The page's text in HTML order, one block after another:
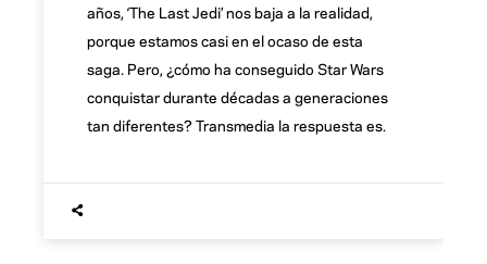
años, ‘The Last Jedi’ nos baja a la realidad,
porque estamos casi en el ocaso de esta
saga. Pero, ¿cómo ha conseguido Star Wars
conquistar durante décadas a generaciones
tan diferentes? Transmedia la respuesta es.